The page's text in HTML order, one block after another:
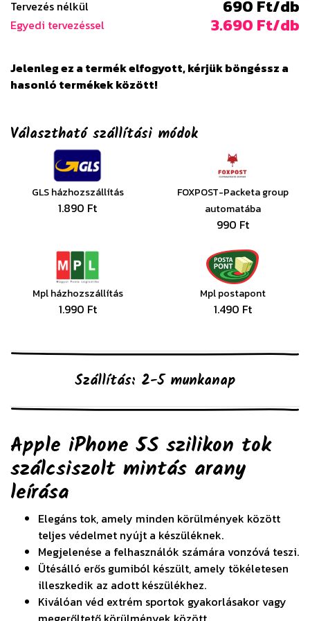
Tervezés nélkül 690 Ft/db
Egyedi tervezéssel 3.690 Ft/db
Jelenleg ez a termék elfogyott, kérjük böngéssz a
hasonló termékek között!
Választható szállítási módok
GLS házhozszállítás
1.890 Ft
FOXPOST-Packeta group
automatába
990 Ft
Mpl házhozszállítás
1.990 Ft
Mpl postapont
1.490 Ft
Szállítás: 2-5 munkanap
Apple iPhone 5S szilikon tok
szálcsiszolt mintás arany
leírása
Elegáns tok, amely minden körülmények között
teljes védelmet nyújt a készüléknek.
Megjelenése a felhasználók számára vonzóvá teszi.
Ütésálló erős gumiból készült, amely tökéletesen
illeszkedik az adott készülékhez.
Kiválóan véd extrém sportok gyakorlásakor vagy